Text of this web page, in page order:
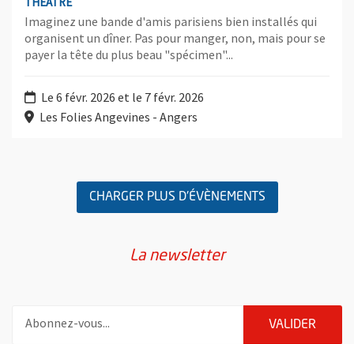
Imaginez une bande d'amis parisiens bien installés qui
organisent un dîner. Pas pour manger, non, mais pour se
payer la tête du plus beau "spécimen"...
Le 6 févr. 2026 et le 7 févr. 2026
Les Folies Angevines - Angers
CHARGER PLUS D'ÉVÈNEMENTS
La newsletter
VALIDER